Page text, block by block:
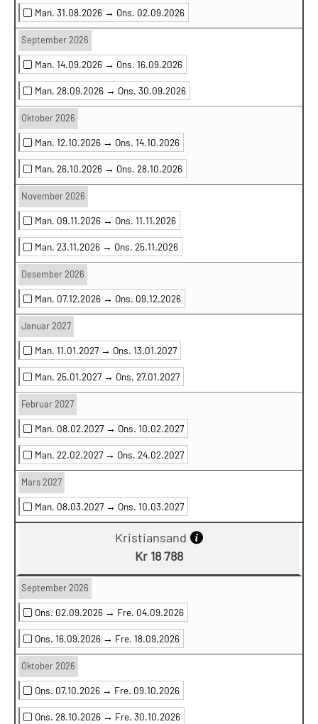
Man. 31.08.2026 → Ons. 02.09.2026
September 2026
Man. 14.09.2026 → Ons. 16.09.2026
Man. 28.09.2026 → Ons. 30.09.2026
Oktober 2026
Man. 12.10.2026 → Ons. 14.10.2026
Man. 26.10.2026 → Ons. 28.10.2026
November 2026
Man. 09.11.2026 → Ons. 11.11.2026
Man. 23.11.2026 → Ons. 25.11.2026
Desember 2026
Man. 07.12.2026 → Ons. 09.12.2026
Januar 2027
Man. 11.01.2027 → Ons. 13.01.2027
Man. 25.01.2027 → Ons. 27.01.2027
Februar 2027
Man. 08.02.2027 → Ons. 10.02.2027
Man. 22.02.2027 → Ons. 24.02.2027
Mars 2027
Man. 08.03.2027 → Ons. 10.03.2027
Kristiansand
Kr 18 788
September 2026
Ons. 02.09.2026 → Fre. 04.09.2026
Ons. 16.09.2026 → Fre. 18.09.2026
Oktober 2026
Ons. 07.10.2026 → Fre. 09.10.2026
Ons. 28.10.2026 → Fre. 30.10.2026